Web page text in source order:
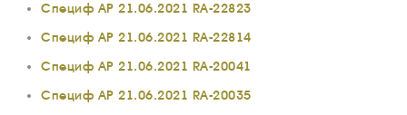
Специф АР 21.06.2021 RA-22823
Специф АР 21.06.2021 RA-22814
Специф АР 21.06.2021 RA-20041
Специф АР 21.06.2021 RA-20035